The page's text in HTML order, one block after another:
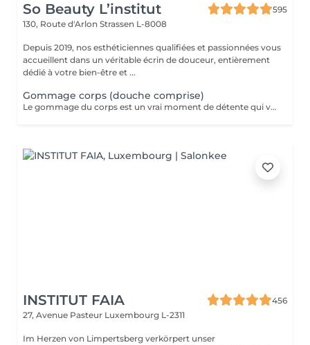
So Beauty L’institut
595
130, Route d'Arlon Strassen L-8008
Depuis 2019, nos esthéticiennes qualifiées et passionnées vous
accueillent dans un véritable écrin de douceur, entièrement
dédié à votre bien-être et ...
Gommage corps (douche comprise)
Le gommage du corps est un vrai moment de détente qui va permettre à la peau de se débarrasser de ses inégalités et de retrouver une peau toute douce. Ce soin est parfait juste avant d'aller au soleil pour permettre à la peau de mieux bronzer.
INSTITUT FAIA
456
27, Avenue Pasteur Luxembourg L-2311
Im Herzen von Limpertsberg verkörpert unser